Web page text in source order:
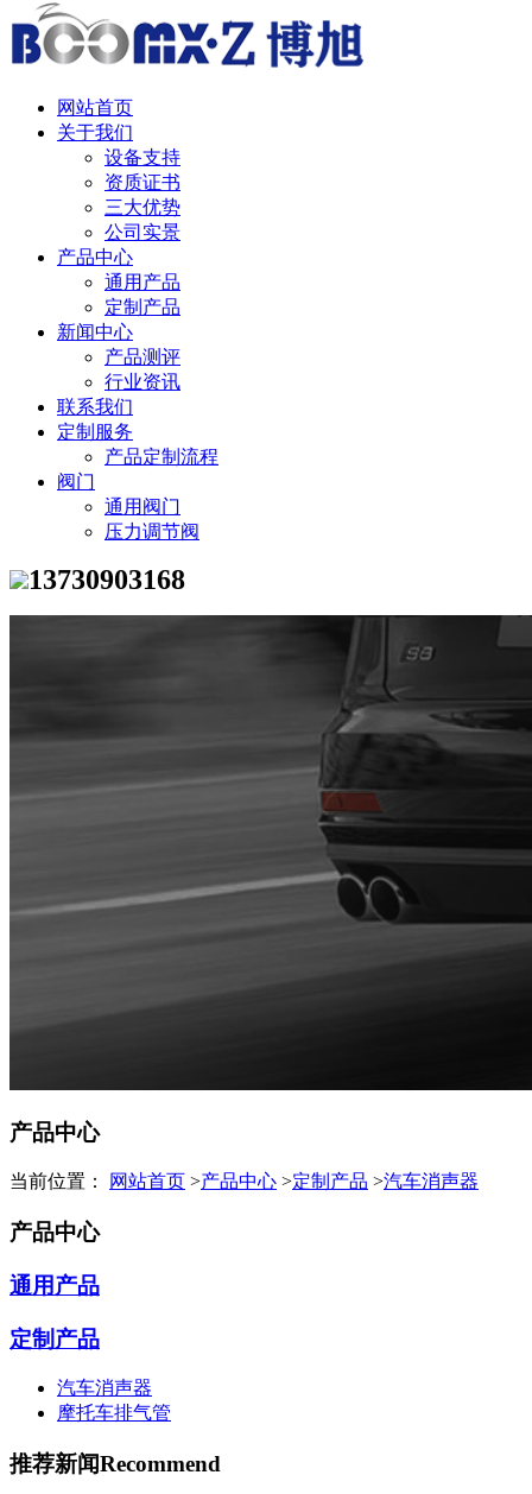
网站首页
关于我们
设备支持
资质证书
三大优势
公司实景
产品中心
通用产品
定制产品
新闻中心
产品测评
行业资讯
联系我们
定制服务
产品定制流程
阀门
通用阀门
压力调节阀
13730903168
产品中心
当前位置： 网站首页 >产品中心 >定制产品 >汽车消声器
产品中心
通用产品
定制产品
汽车消声器
摩托车排气管
推荐新闻Recommend